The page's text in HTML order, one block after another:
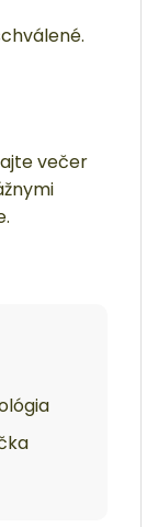
večer